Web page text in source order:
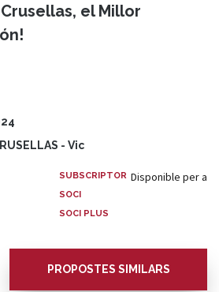
el Millor
- Vic
Disponible per a
SUBSCRIPTOR
SOCI
SOCI PLUS
PROPOSTES SIMILARS